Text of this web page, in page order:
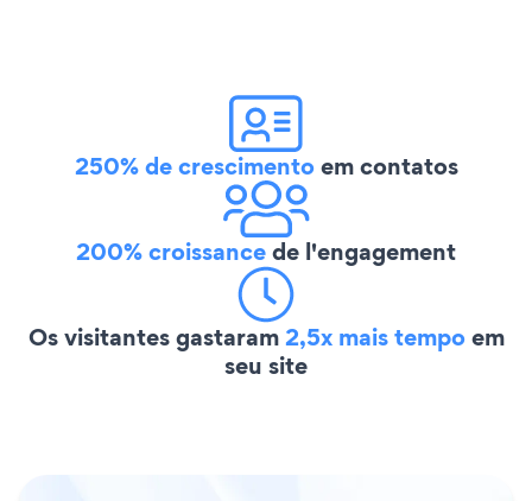
250% de crescimentoem contatos
200% croissancede l'engagement
Os visitantes gastaram2,5x mais tempoem
seu site